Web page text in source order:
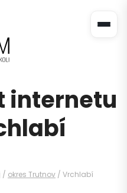
internetu
/ okres Trutnov / Vrchlabí